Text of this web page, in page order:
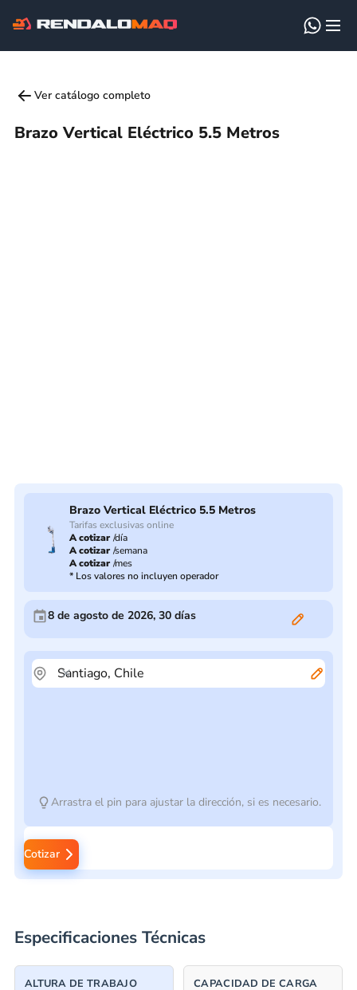
Ver catálogo completo
Brazo Vertical Eléctrico 5.5 Metros
Brazo Vertical Eléctrico 5.5 Metros
Tarifas exclusivas online
A cotizar /día
A cotizar /semana
A cotizar /mes
* Los valores no incluyen operador
8 de agosto de 2026, 30 días
Arrastra el pin para ajustar la dirección, si es necesario.
Cotizar
Especificaciones Técnicas
ALTURA DE TRABAJO CAPACIDAD DE CARGA